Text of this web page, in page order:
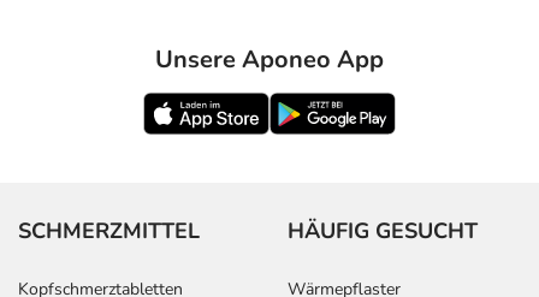
Unsere Aponeo App
SCHMERZMITTEL
Kopfschmerztabletten
HÄUFIG GESUCHT
Wärmepflaster